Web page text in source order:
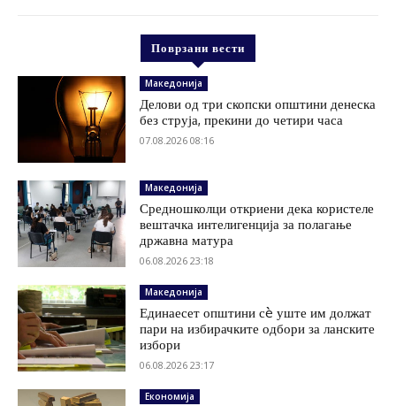
Поврзани вести
Македонија
Делови од три скопски општини денеска
без струја, прекини до четири часа
07.08.2026 08:16
Македонија
Средношколци откриени дека користеле
вештачка интелигенција за полагање
државна матура
06.08.2026 23:18
Македонија
Единаесет општини сè уште им должат
пари на избирачките одбори за ланските
избори
06.08.2026 23:17
Економија